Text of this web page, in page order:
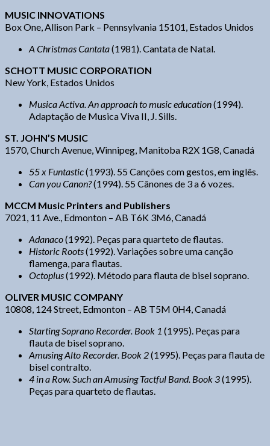
MUSIC INNOVATIONS
Box One, Allison Park – Pennsylvania 15101, Estados Unidos
A Christmas Cantata(1981). Cantata de Natal.
SCHOTT MUSIC CORPORATION
New York, Estados Unidos
Musica Activa. An approach to music education(1994).
Adaptação de Musica Viva II, J. Sills.
ST. JOHN’S MUSIC
1570, Church Avenue, Winnipeg, Manitoba R2X 1G8, Canadá
55 x Funtastic(1993). 55 Canções com gestos, em inglês.
Can you Canon?(1994). 55 Cânones de 3 a 6 vozes.
MCCM Music Printers and Publishers
7021, 11 Ave., Edmonton – AB T6K 3M6, Canadá
Adanaco(1992). Peças para quarteto de flautas.
Historic Roots(1992). Variações sobre uma canção
flamenga, para flautas.
Octoplus(1992). Método para flauta de bisel soprano.
OLIVER MUSIC COMPANY
10808, 124 Street, Edmonton – AB T5M 0H4, Canadá
Starting Soprano Recorder. Book 1 (1995). Peças para
flauta de bisel soprano.
Amusing Alto Recorder. Book 2(1995). Peças para flauta de
bisel contralto.
4 in a Row. Such an Amusing Tactful Band. Book 3(1995).
Peças para quarteto de flautas.